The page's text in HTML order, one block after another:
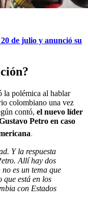
de julio y anunció su
la polémica al hablar
colombiano una vez
contó, el nuevo líder
Petro en caso
.
Y la respuesta
Allí hay dos
es un tema que
está en los
con Estados